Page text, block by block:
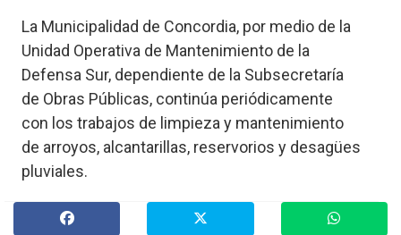
Información
General
Locales
Policiales
Provinciales
La Municipalidad de Concordia, por medio de la
Unidad Operativa de Mantenimiento de la
Defensa Sur, dependiente de la Subsecretaría
de Obras Públicas, continúa periódicamente
con los trabajos de limpieza y mantenimiento
de arroyos, alcantarillas, reservorios y desagües
pluviales.